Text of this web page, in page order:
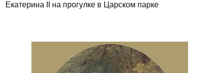
Екатерина II на прогулке в Царском парке